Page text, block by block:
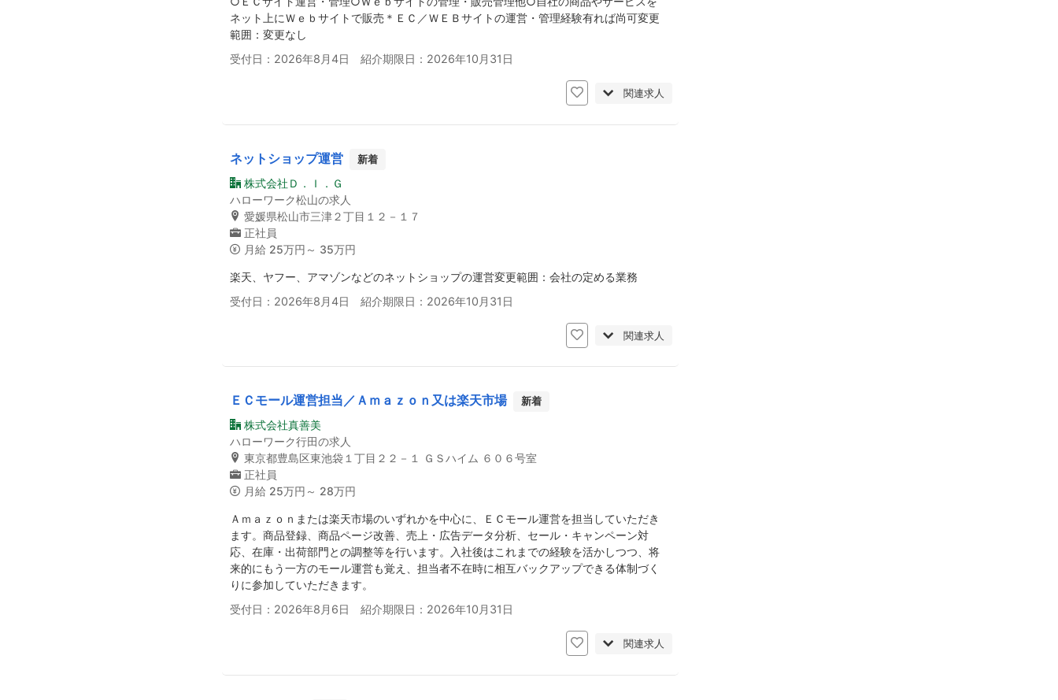
ネット上にＷｅｂサイトで販売＊ＥＣ／ＷＥＢサイトの運営・管理経験有れば尚可変更
範囲：変更なし
受付日：2026年8月4日 紹介期限日：2026年10月31日
関連求人
ネットショップ運営 新着
株式会社Ｄ．Ｉ．Ｇ
ハローワーク松山の求人
愛媛県松山市三津２丁目１２－１７
正社員
月給 25万円～ 35万円
楽天、ヤフー、アマゾンなどのネットショップの運営変更範囲：会社の定める業務
受付日：2026年8月4日 紹介期限日：2026年10月31日
関連求人
ＥＣモール運営担当／Ａｍａｚｏｎ又は楽天市場 新着
株式会社真善美
ハローワーク行田の求人
東京都豊島区東池袋１丁目２２－１ ＧＳハイム ６０６号室
正社員
月給 25万円～ 28万円
Ａｍａｚｏｎまたは楽天市場のいずれかを中心に、ＥＣモール運営を担当していただき
ます。商品登録、商品ページ改善、売上・広告データ分析、セール・キャンペーン対
応、在庫・出荷部門との調整等を行います。入社後はこれまでの経験を活かしつつ、将
来的にもう一方のモール運営も覚え、担当者不在時に相互バックアップできる体制づく
りに参加していただきます。
受付日：2026年8月6日 紹介期限日：2026年10月31日
関連求人